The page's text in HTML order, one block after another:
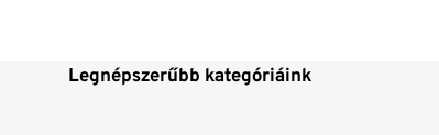
Legnépszerűbb kategóriáink